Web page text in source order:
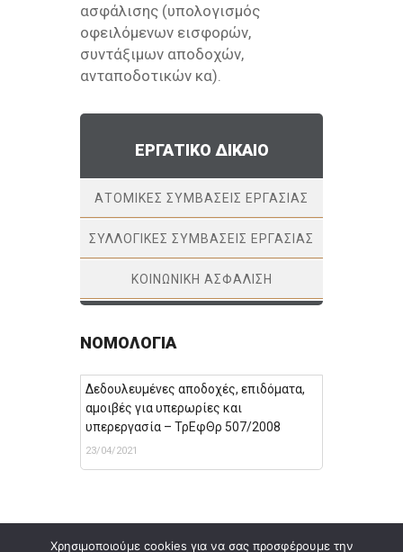
ασφάλισης (υπολογισμός
οφειλόμενων εισφορών,
συντάξιμων αποδοχών,
ανταποδοτικών κα).
ΕΡΓΑΤΙΚΌ ΔΊΚΑΙΟ
ΑΤΟΜΙΚΈΣ ΣΥΜΒΆΣΕΙΣ ΕΡΓΑΣΊΑΣ
ΣΥΛΛΟΓΙΚΈΣ ΣΥΜΒΆΣΕΙΣ ΕΡΓΑΣΊΑΣ
ΚΟΙΝΩΝΙΚΉ ΑΣΦΆΛΙΣΗ
ΝΟΜΟΛΟΓΊΑ
Δεδουλευμένες αποδοχές, επιδόματα,
αμοιβές για υπερωρίες και
υπερεργασία – ΤρΕφΘρ 507/2008
23/04/2021
Χρησιμοποιούμε cookies για να σας προσφέρουμε την